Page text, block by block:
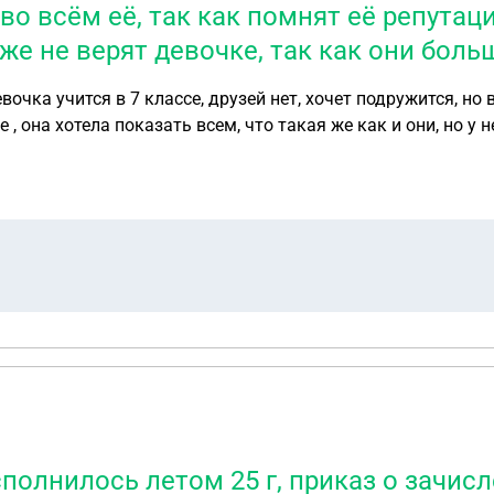
всём её, так как помнят её
не верят девочке, так как они
хотела показать всем, что такая же как и они, но у
вообще не похож на 8 классика, больше смахивает на
не про кого говорить и рассказывать, она уже приняла
летом 25 г, приказ о